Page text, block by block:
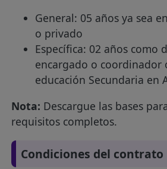
General: 05 años ya sea
o privado
Específica: 02 años como
encargado o coordinador
educación Secundaria en
Nota: Descargue las bases
requisitos completos.
Condiciones del contrato